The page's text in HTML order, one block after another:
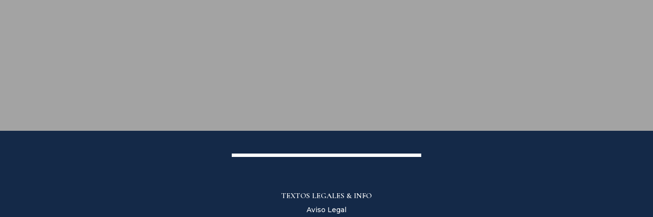
TEXTOS LEGALES & INFO
Aviso Legal